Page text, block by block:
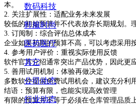
数码科技
鞋服时尚
医药医疗
其它
公司动态
行业动态
本。
2. 关注扩展性：适配业务未来发展
较低的初始预算并不代表放弃长期规划。
3. 订阅制：综合评估总体成本
企业如果初期的预算不高，可以考虑采用
4. 参考用户评价：重视实际使用反馈
软件官方介绍通常突出产品优势，因此更
5. 善用试用机制：体验再做决定
多数软件提供免费试用机会，建议充分利
结语：预算有限，也能实现高效管理
有限的预算并不等于必须在仓库管理品质